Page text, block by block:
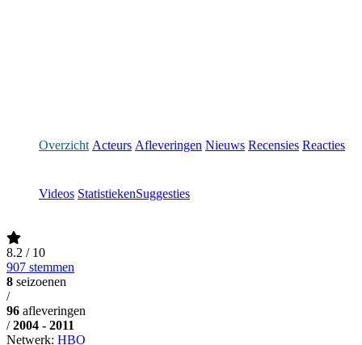
Overzicht Acteurs Afleveringen Nieuws Recensies Reacties
Videos StatistiekenSuggesties
8.2 / 10
907 stemmen
8 seizoenen
/
96 afleveringen
/ 2004 - 2011
Netwerk: HBO